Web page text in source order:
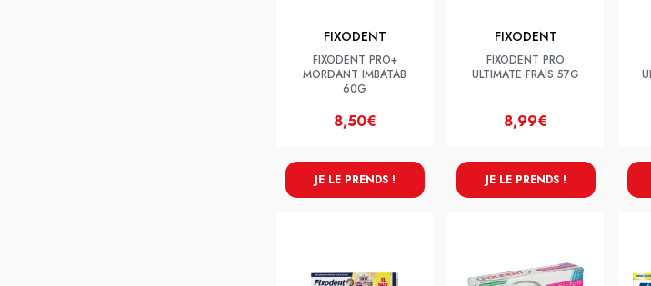
FIXODENT
FIXODENT PRO+
MORDANT IMBATAB
60G
8,50€
JE LE PRENDS !
FIXODENT
FIXODENT PRO
ULTIMATE FRAIS 57G
8,99€
JE LE PRENDS !